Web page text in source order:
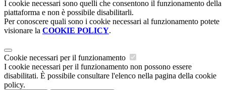
I cookie necessari sono quelli che consentono il funzionamento della
piattaforma e non è possibile disabilitarli.
Per conoscere quali sono i cookie necessari al funzionamento potete
visionare la COOKIE POLICY.
Cookie necessari per il funzionamento
I cookie necessari per il funzionamento non possono essere
disabilitati. È possibile consultare l'elenco nella pagina della cookie
policy.